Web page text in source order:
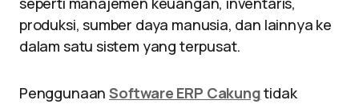
produksi, sumber daya manusia, dan lainnya ke
dalam satu sistem yang terpusat.
PenggunaanSoftware ERP Cakungtidak